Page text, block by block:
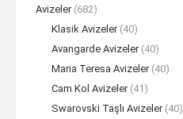
Avizeler (682)
Klasik Avizeler (40)
Avangarde Avizeler (40)
Maria Teresa Avizeler (40)
Cam Kol Avizeler (41)
Swarovski Taşlı Avizeler (40)